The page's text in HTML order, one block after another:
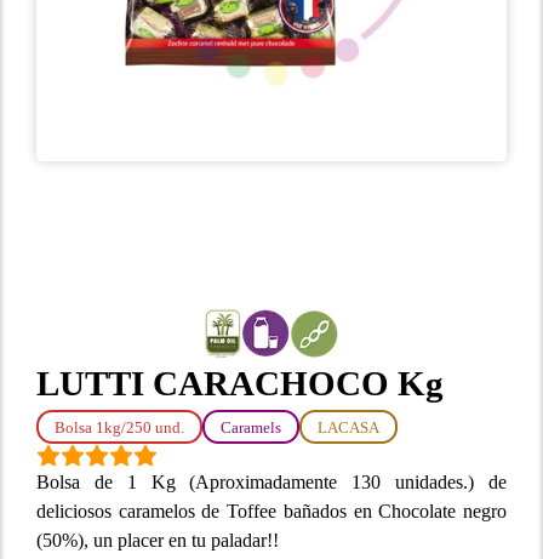
LUTTI CARACHOCO Kg
Bolsa 1kg/250 und. Caramels LACASA
Bolsa de 1 Kg (Aproximadamente 130 unidades.) de
deliciosos caramelos de Toffee bañados en Chocolate negro
(50%), un placer en tu paladar!!